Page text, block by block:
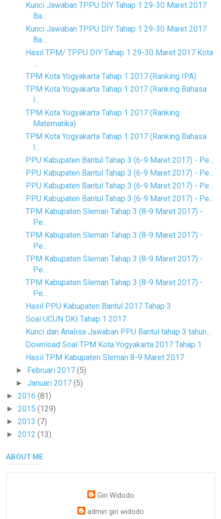
Kunci Jawaban TPPU DIY Tahap 1 29-30 Maret 2017
Ba...
Kunci Jawaban TPPU DIY Tahap 1 29-30 Maret 2017
Ba...
Hasil TPM/ TPPU DIY Tahap 1 29-30 Maret 2017 Kota
...
TPM Kota Yogyakarta Tahap 1 2017 (Ranking IPA)
TPM Kota Yogyakarta Tahap 1 2017 (Ranking Bahasa
I...
TPM Kota Yogyakarta Tahap 1 2017 (Ranking
Matematika)
TPM Kota Yogyakarta Tahap 1 2017 (Ranking Bahasa
I...
PPU Kabupaten Bantul Tahap 3 (6-9 Maret 2017) - Pe...
PPU Kabupaten Bantul Tahap 3 (6-9 Maret 2017) - Pe...
PPU Kabupaten Bantul Tahap 3 (6-9 Maret 2017) - Pe...
PPU Kabupaten Bantul Tahap 3 (6-9 Maret 2017) - Pe...
TPM Kabupaten Sleman Tahap 3 (8-9 Maret 2017) -
Pe...
TPM Kabupaten Sleman Tahap 3 (8-9 Maret 2017) -
Pe...
TPM Kabupaten Sleman Tahap 3 (8-9 Maret 2017) -
Pe...
TPM Kabupaten Sleman Tahap 3 (8-9 Maret 2017) -
Pe...
Hasil PPU Kabupaten Bantul 2017 Tahap 3
Soal UCUN DKI Tahap 1 2017
Kunci dan Analisa Jawaban PPU Bantul tahap 3 tahun...
Download Soal TPM Kota Yogyakarta 2017 Tahap 1
Hasil TPM Kabupaten Sleman 8-9 Maret 2017
► Februari 2017(5)
►Januari 2017(5)
► 2016 (81)
► 2015 (129)
► 2013 (7)
► 2012 (13)
ABOUT ME
Giri Widodo
admin giri widodo